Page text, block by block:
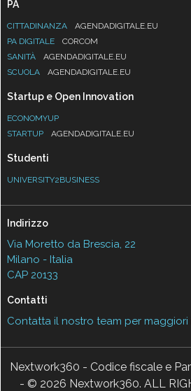
PA
CITTADINANZA
AGENDADIGITALE.EU
PA DIGITALE
CORCOM
SANITÀ
AGENDADIGITALE.EU
SCUOLA
AGENDADIGITALE.EU
Startup e Open Innovation
ECONOMYUP
STARTUP
AGENDADIGITALE.EU
Studenti
UNIVERSITY2BUSINESS
Indirizzo
Via Moretto da Brescia, 22
Milano - Italia
CAP 20133
Contatti
Contatta il nostro team per maggiori
Nextwork360 - Codice fiscale e
- © 2026 Nextwork360. ALL